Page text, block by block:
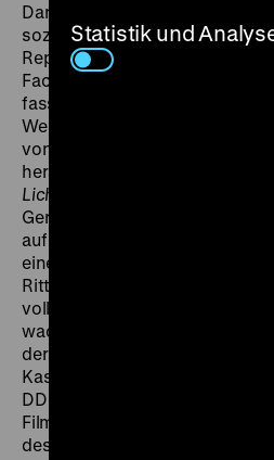
Darüber hinaus sind die Filme
sozialistischen Bedingungen
Repräsentationskultur. Auch
Facetten und Verschiebungen
fassbar. So ließ das Wolfener
Werbespots – etwa zur
von Agfa auf ORWO – als auch
herstellen, wie der
Lichtspiele. Erkennen –
Gerade in der Exportwerbung
auf international kompatible
einen
Ritt durch die Anwendungen
vollziehen. Werbefilme fürs
wachsenden
der Amateure mit Rohfilm,
Kassetten. Sie bereichern das
DDR-Alltagsbilder, nehmen
Film im Film auf und sind damit
des innermedialen Verweisens.
Statistik und